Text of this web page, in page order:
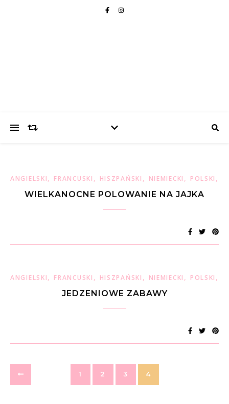
ANGIELSKI, FRANCUSKI , HISZPAŃSKI , NIEMIECKI , POLSKI ,
WIELKANOCNE POLOWANIE NA JAJKA
ANGIELSKI, FRANCUSKI , HISZPAŃSKI , NIEMIECKI , POLSKI ,
JEDZENIOWE ZABAWY
1 2 3 4